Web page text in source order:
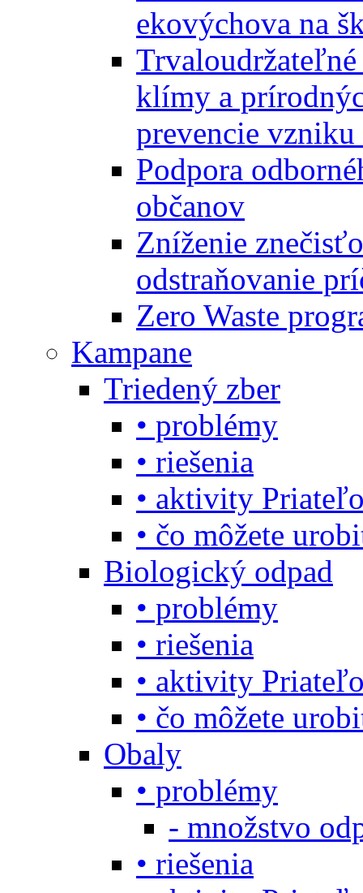
ekovýchova na
klímy a
prevencie vzniku
Podpora
občanov
Zníženie
odstraňovanie
Zero Waste
Kampane
Triedený zber
• problémy
• riešenia
• aktivity
• čo môžete
Biologický odpad
• problémy
• riešenia
• aktivity
• čo môžete
Obaly
• problémy
- množstvo
• riešenia